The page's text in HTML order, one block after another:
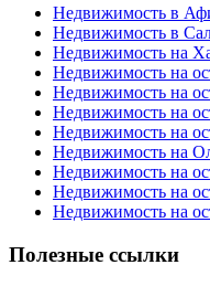
Недвижимость в
Недвижимость в
Недвижимость на
Недвижимость на
Недвижимость на
Недвижимость на
Недвижимость на
Недвижимость на
Недвижимость на
Недвижимость на
Недвижимость на
Полезные ссылки